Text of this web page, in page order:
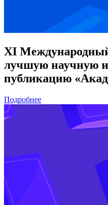
XI
лучшую научную
публикацию
Подробнее